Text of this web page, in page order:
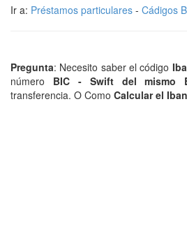
Ir a: Préstamos particulares - Cádigos
Pregunta: Necesito saber el código
número BIC - Swift del mismo
transferencia. O Como Calcular el